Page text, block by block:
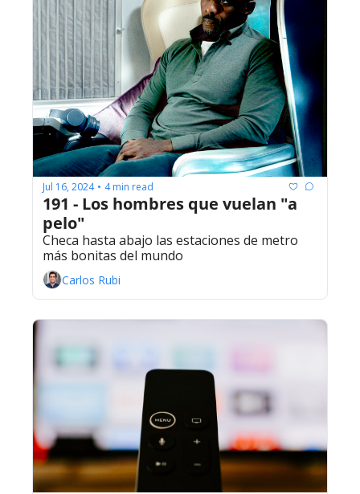
Jul 16, 2024 • 4 min read
191 - Los hombres que vuelan "a
pelo"
Checa hasta abajo las estaciones de metro
más bonitas del mundo
Carlos Rubi